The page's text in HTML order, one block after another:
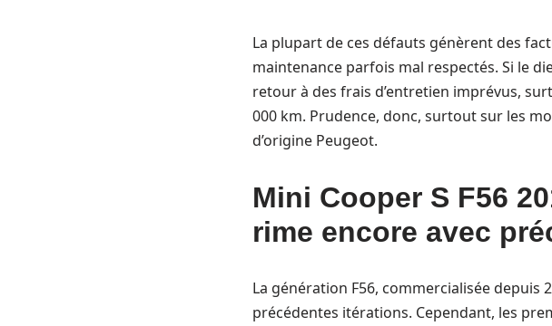
La plupart de ces défauts génèrent des
maintenance parfois mal respectés. Si le
retour à des frais d’entretien imprévus,
000 km. Prudence, donc, surtout sur les
d’origine Peugeot.
Mini Cooper S F56
rime encore avec
La génération F56, commercialisée
précédentes itérations. Cependant, les